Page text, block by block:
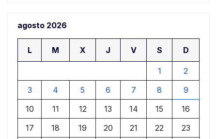
agosto 2026
L M X J V S D
1
2
3
4 5 6 7 8
9
10
11 12 13 14 15
16
17
18 19 20 21 22
23